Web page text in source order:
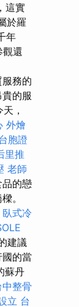
這實
於羅
年
觀還
務的
的服
，
外燴
胞證
里推
老師
的戀
。
臥式冷
建議
的當
蘇丹
中整骨
立 台